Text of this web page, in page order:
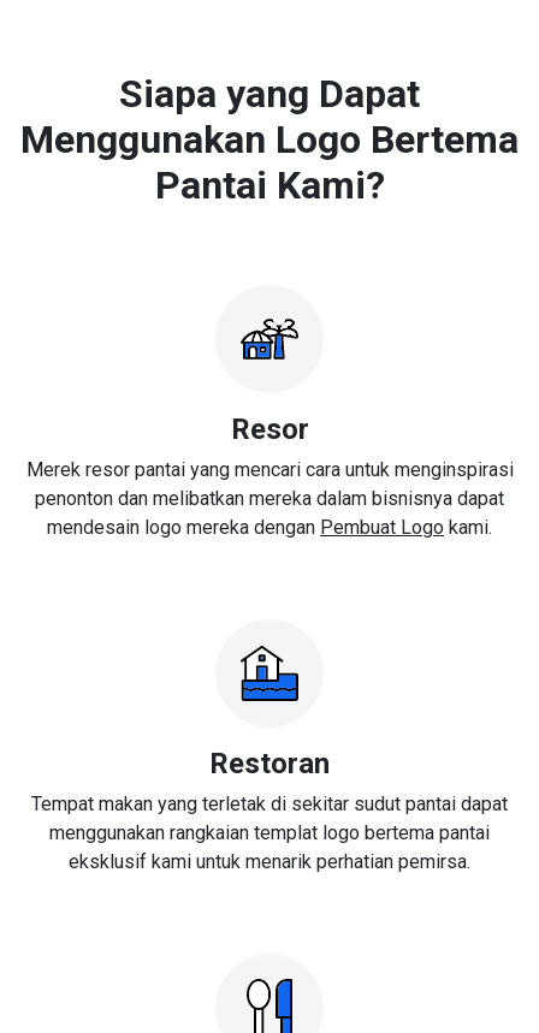
Siapa yang Dapat
Menggunakan Logo Bertema
Pantai Kami?
Resor
Merek resor pantai yang mencari cara untuk menginspirasi
penonton dan melibatkan mereka dalam bisnisnya dapat
mendesain logo mereka dengan Pembuat Logo kami.
Restoran
Tempat makan yang terletak di sekitar sudut pantai dapat
menggunakan rangkaian templat logo bertema pantai
eksklusif kami untuk menarik perhatian pemirsa.